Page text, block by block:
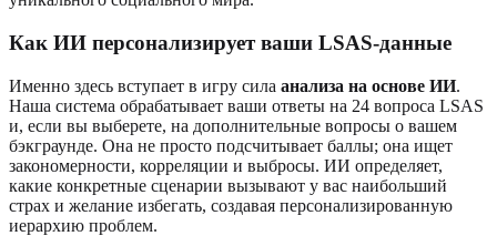
Как ИИ персонализирует ваши LSAS-данные
Именно здесь вступает в игру сила анализа на основе ИИ.
Наша система обрабатывает ваши ответы на 24 вопроса LSAS
и, если вы выберете, на дополнительные вопросы о вашем
бэкграунде. Она не просто подсчитывает баллы; она ищет
закономерности, корреляции и выбросы. ИИ определяет,
какие конкретные сценарии вызывают у вас наибольший
страх и желание избегать, создавая персонализированную
иерархию проблем.